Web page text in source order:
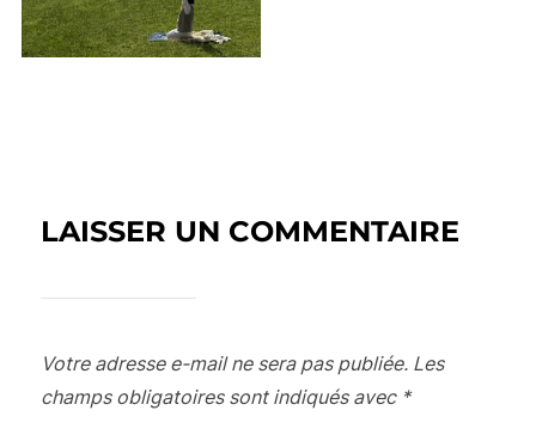
LAISSER UN COMMENTAIRE
Votre adresse e-mail ne sera pas publiée. Les
champs obligatoires sont indiqués avec *